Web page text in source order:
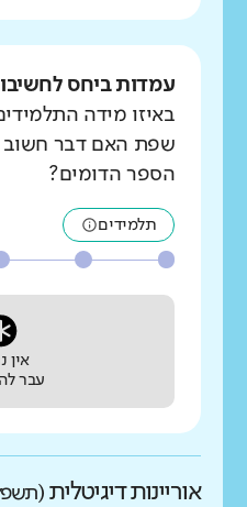
עמדות ביחס
באיזו מידה
שפת האם דבר חשוב
הספר הדומים?
תלמידים
אין
עבר
אוריינות דיגיטלית